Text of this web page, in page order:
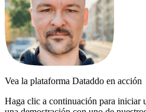
Vea la plataforma Dataddo en acción
Haga clic a continuación para iniciar